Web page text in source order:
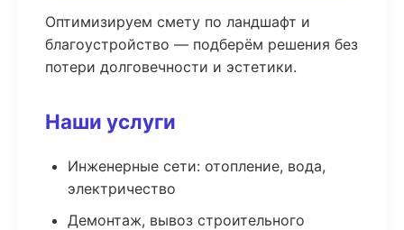
Оптимизируем смету по ландшафт и
благоустройство — подберём решения без
потери долговечности и эстетики.
Наши услуги
Инженерные сети: отопление, вода,
электричество
Демонтаж, вывоз строительного